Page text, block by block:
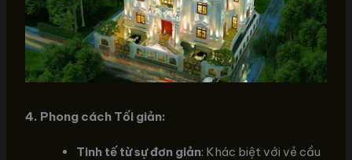
4. Phong cách Tối giản:
Tinh tế từ sự đơn giản: Khác biệt với vẻ cầu